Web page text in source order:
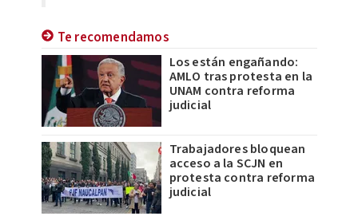
Te recomendamos
Los están engañando:
AMLO tras protesta en la
UNAM contra reforma
judicial
Trabajadores bloquean
acceso a la SCJN en
protesta contra reforma
judicial